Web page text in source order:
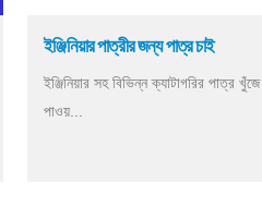
ইঞ্জিনিয়ার পাত্রীর জন্য পাত্র চাই
ইঞ্জিনিয়ার সহ বিভিন্ন ক্যাটাগরির পাত্র খুঁজে
পাওয়...